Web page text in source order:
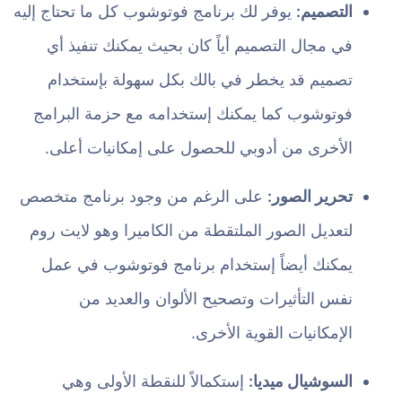
التصميم: يوفر لك برنامج فوتوشوب كل ما تحتاج إليه
في مجال التصميم أياً كان بحيث يمكنك تنفيذ أي
تصميم قد يخطر في بالك بكل سهولة بإستخدام
فوتوشوب كما يمكنك إستخدامه مع حزمة البرامج
الأخرى من أدوبي للحصول على إمكانيات أعلى.
تحرير الصور: على الرغم من وجود برنامج متخصص
لتعديل الصور الملتقطة من الكاميرا وهو لايت روم
يمكنك أيضاً إستخدام برنامج فوتوشوب في عمل
نفس التأثيرات وتصحيح الألوان والعديد من
الإمكانيات القوية الأخرى.
السوشيال ميديا: إستكمالاً للنقطة الأولى وهي